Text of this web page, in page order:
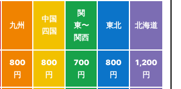
九州
中国
四国
関
東〜
関西
東北 北海道
800
円
800
円
700
円
800
円
1,200
円